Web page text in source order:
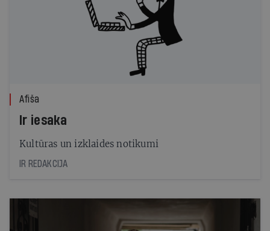
Afiša
Ir iesaka
Kultūras un izklaides notikumi
IR REDAKCIJA